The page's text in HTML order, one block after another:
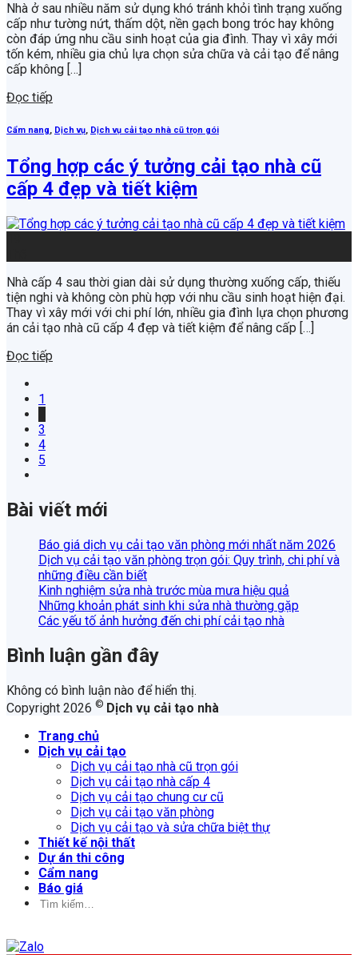
Nhà ở sau nhiều năm sử dụng khó tránh khỏi tình trạng xuống
cấp như tường nứt, thấm dột, nền gạch bong tróc hay không
còn đáp ứng nhu cầu sinh hoạt của gia đình. Thay vì xây mới
tốn kém, nhiều gia chủ lựa chọn sửa chữa và cải tạo để nâng
cấp không […]
Đọc tiếp
Cẩm nang, Dịch vụ, Dịch vụ cải tạo nhà cũ trọn gói
Tổng hợp các ý tưởng cải tạo nhà cũ
cấp 4 đẹp và tiết kiệm
Nhà cấp 4 sau thời gian dài sử dụng thường xuống cấp, thiếu
tiện nghi và không còn phù hợp với nhu cầu sinh hoạt hiện đại.
Thay vì xây mới với chi phí lớn, nhiều gia đình lựa chọn phương
án cải tạo nhà cũ cấp 4 đẹp và tiết kiệm để nâng cấp […]
Đọc tiếp
1
3
4
5
Bài viết mới
Báo giá dịch vụ cải tạo văn phòng mới nhất năm 2026
Dịch vụ cải tạo văn phòng trọn gói: Quy trình, chi phí và
những điều cần biết
Kinh nghiệm sửa nhà trước mùa mưa hiệu quả
Những khoản phát sinh khi sửa nhà thường gặp
Các yếu tố ảnh hưởng đến chi phí cải tạo nhà
Bình luận gần đây
Không có bình luận nào để hiển thị.
Copyright 2026 © Dịch vụ cải tạo nhà
Trang chủ
Dịch vụ cải tạo
Dịch vụ cải tạo nhà cũ trọn gói
Dịch vụ cải tạo nhà cấp 4
Dịch vụ cải tạo chung cư cũ
Dịch vụ cải tạo văn phòng
Dịch vụ cải tạo và sửa chữa biệt thự
Thiết kế nội thất
Dự án thi công
Cẩm nang
Báo giá
Tìm